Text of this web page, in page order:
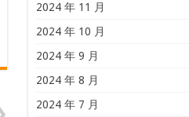
2024 年 11 月
2024 年 10 月
2024 年 9 月
2024 年 8 月
2024 年 7 月